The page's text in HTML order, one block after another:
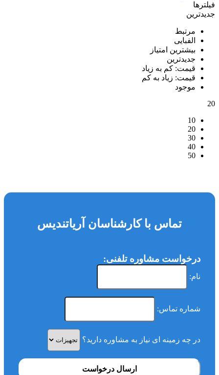
فیلترها
جدیدترین
مرتبط
الفبایی
بیشترین امتیاز
جدیدترین
قیمت: کم به زیاد
قیمت: زیاد به کم
موجود
20
10
20
30
40
50
تماس با کارشناسان آریاتندیس
درخواست مشاوره تلفنی:
نام:
شماره تماس:
در چه زمینه ای نیاز به مشاوره دارید؟
ارسال درخواست